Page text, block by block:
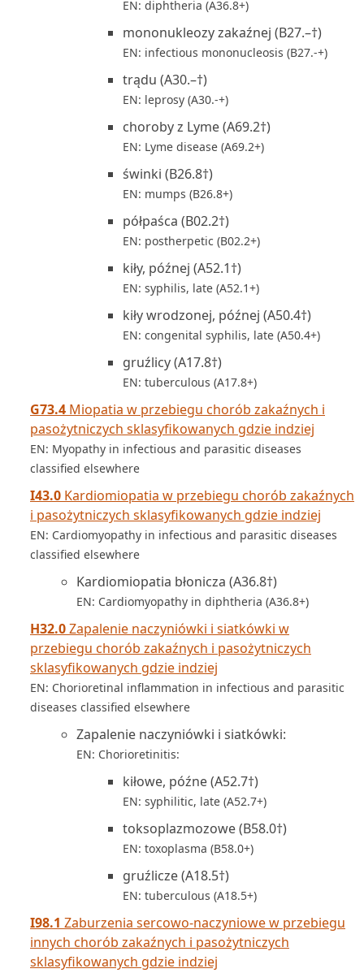
EN: diphtheria (A36.8+)
mononukleozy zakaźnej (B27.–†)
EN: infectious mononucleosis (B27.-+)
trądu (A30.–†)
EN: leprosy (A30.-+)
choroby z Lyme (A69.2†)
EN: Lyme disease (A69.2+)
świnki (B26.8†)
EN: mumps (B26.8+)
półpaśca (B02.2†)
EN: postherpetic (B02.2+)
kiły, późnej (A52.1†)
EN: syphilis, late (A52.1+)
kiły wrodzonej, późnej (A50.4†)
EN: congenital syphilis, late (A50.4+)
gruźlicy (A17.8†)
EN: tuberculous (A17.8+)
G73.4 Miopatia w przebiegu chorób zakaźnych i
pasożytniczych sklasyfikowanych gdzie indziej
EN: Myopathy in infectious and parasitic diseases
classified elsewhere
I43.0 Kardiomiopatia w przebiegu chorób zakaźnych
i pasożytniczych sklasyfikowanych gdzie indziej
EN: Cardiomyopathy in infectious and parasitic diseases
classified elsewhere
Kardiomiopatia błonicza (A36.8†)
EN: Cardiomyopathy in diphtheria (A36.8+)
H32.0Zapalenie naczyniówki i siatkówki w
przebiegu chorób zakaźnych i pasożytniczych
sklasyfikowanych gdzie indziej
EN: Chorioretinal inflammation in infectious and parasitic
diseases classified elsewhere
Zapalenie naczyniówki i siatkówki:
EN: Chorioretinitis:
kiłowe, późne (A52.7†)
EN: syphilitic, late (A52.7+)
toksoplazmozowe (B58.0†)
EN: toxoplasma (B58.0+)
gruźlicze (A18.5†)
EN: tuberculous (A18.5+)
I98.1 Zaburzenia sercowo-naczyniowe w przebiegu
innych chorób zakaźnych i pasożytniczych
sklasyfikowanych gdzie indziej